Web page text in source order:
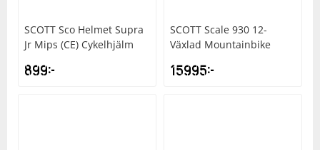
SCOTT Sco Helmet Supra
Jr Mips (CE) Cykelhjälm
899kr
SCOTT Scale 930 12-
Växlad Mountainbike
15995kr